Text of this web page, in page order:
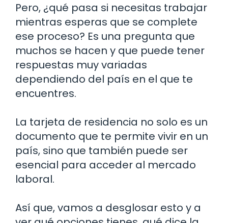
Pero, ¿qué pasa si necesitas trabajar
mientras esperas que se complete
ese proceso? Es una pregunta que
muchos se hacen y que puede tener
respuestas muy variadas
dependiendo del país en el que te
encuentres.
La tarjeta de residencia no solo es un
documento que te permite vivir en un
país, sino que también puede ser
esencial para acceder al mercado
laboral.
Así que, vamos a desglosar esto y a